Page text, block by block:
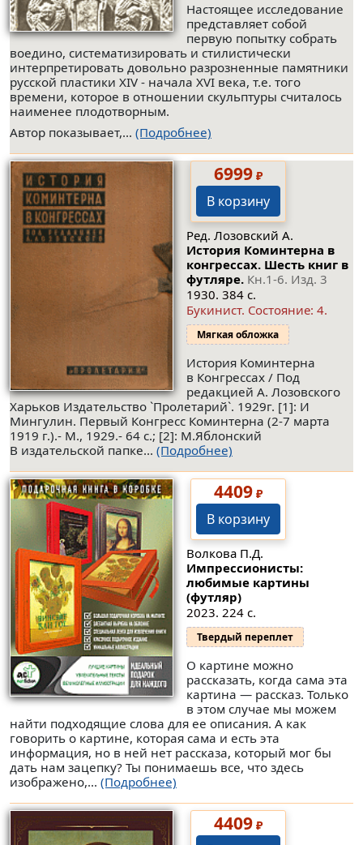
Настоящее исследование
представляет собой
первую попытку собрать
воедино, систематизировать и стилистически
интерпретировать довольно разрозненные памятники
русской пластики XIV - начала XVI века, т.е. того
времени, которое в отношении скульптуры считалось
наименее плодотворным.
Автор показывает,... (Подробнее)
6999₽
В корзину
Ред. Лозовский А.
История Коминтерна в
конгрессах. Шесть книг в
футляре. Кн.1-6. Изд. 3
1930. 384 с.
Букинист. Состояние: 4.
Мягкая обложка
История Коминтерна
в Конгрессах / Под
редакцией А. Лозовского
Харьков Издательство `Пролетарий`. 1929г. [1]: И
Мингулин. Первый Конгресс Коминтерна (2-7 марта
1919 г.).- М., 1929.- 64 с.; [2]: М.Яблонский
В издательской папке... (Подробнее)
4409₽
В корзину
Волкова П.Д.
Импрессионисты:
любимые картины
(футляр)
2023. 224 с.
Твердый переплет
О картине можно
рассказать, когда сама эта
картина — рассказ. Только
в этом случае мы можем
найти подходящие слова для ее описания. А как
говорить о картине, которая сама и есть эта
информация, но в ней нет рассказа, который мог бы
дать нам зацепку? Ты понимаешь все, что здесь
изображено,... (Подробнее)
4409₽